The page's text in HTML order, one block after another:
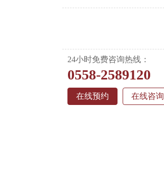
24小时免费咨询热线：
0558-2589120
在线预约 在线咨询